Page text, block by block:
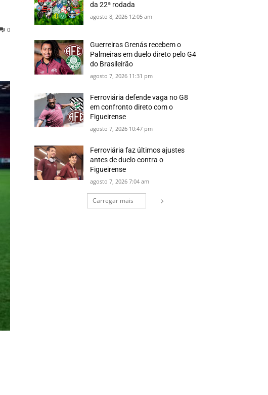
0
da 22ª rodada
agosto 8, 2026 12:05 am
Guerreiras Grenás recebem o
Palmeiras em duelo direto pelo G4
do Brasileirão
agosto 7, 2026 11:31 pm
Ferroviária defende vaga no G8
em confronto direto com o
Figueirense
agosto 7, 2026 10:47 pm
Ferroviária faz últimos ajustes
antes de duelo contra o
Figueirense
agosto 7, 2026 7:04 am
Carregar mais